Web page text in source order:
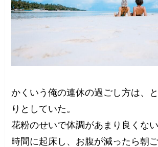
かくいう俺の連休の過ごし方は、
りとしていた。
花粉のせいで体調があまり良くな
時間に起床し、お腹が減ったら朝